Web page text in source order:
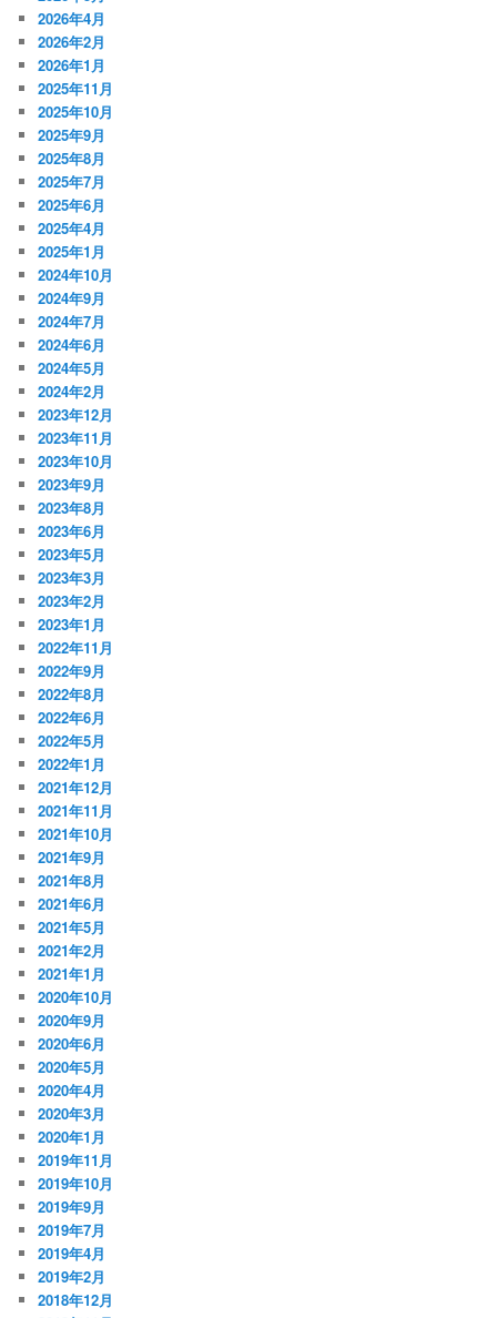
2026年4月
2026年2月
2026年1月
2025年11月
2025年10月
2025年9月
2025年8月
2025年7月
2025年6月
2025年4月
2025年1月
2024年10月
2024年9月
2024年7月
2024年6月
2024年5月
2024年2月
2023年12月
2023年11月
2023年10月
2023年9月
2023年8月
2023年6月
2023年5月
2023年3月
2023年2月
2023年1月
2022年11月
2022年9月
2022年8月
2022年6月
2022年5月
2022年1月
2021年12月
2021年11月
2021年10月
2021年9月
2021年8月
2021年6月
2021年5月
2021年2月
2021年1月
2020年10月
2020年9月
2020年6月
2020年5月
2020年4月
2020年3月
2020年1月
2019年11月
2019年10月
2019年9月
2019年7月
2019年4月
2019年2月
2018年12月